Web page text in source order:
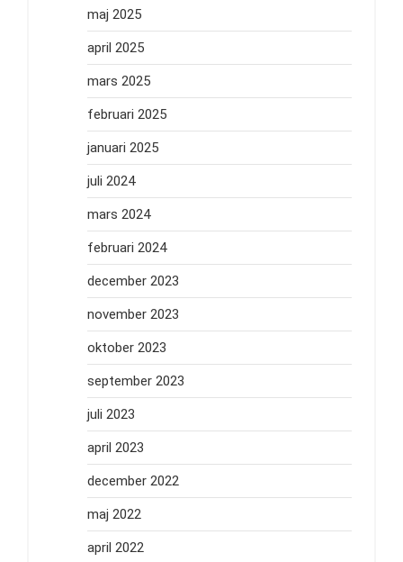
maj 2025
april 2025
mars 2025
februari 2025
januari 2025
juli 2024
mars 2024
februari 2024
december 2023
november 2023
oktober 2023
september 2023
juli 2023
april 2023
december 2022
maj 2022
april 2022